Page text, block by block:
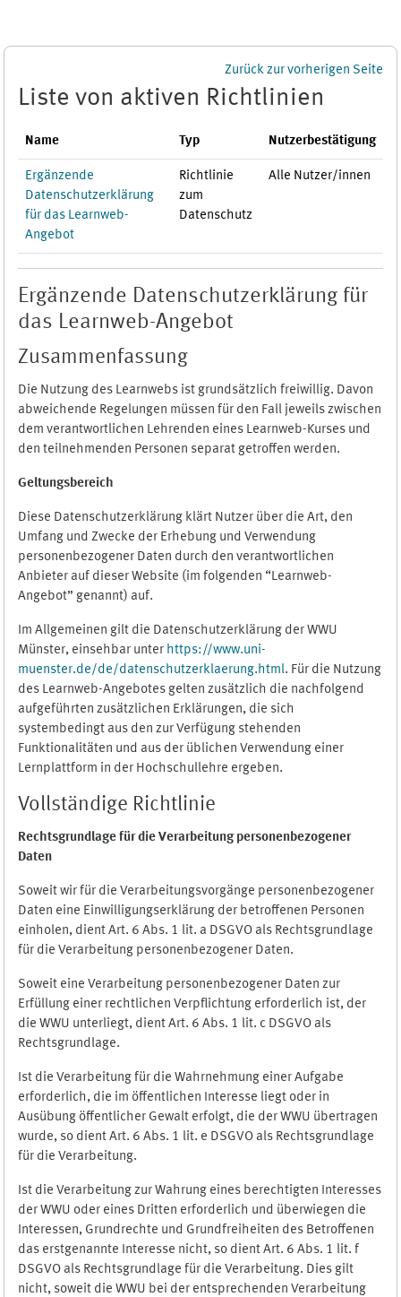
Zurück zur vorherigen Seite
Liste von aktiven Richtlinien
Name Typ Nutzerbestätigung
Ergänzende
Datenschutzerklärung
für das Learnweb-
Angebot
Richtlinie
zum
Datenschutz
Alle Nutzer/innen
Ergänzende Datenschutzerklärung für
das Learnweb-Angebot
Zusammenfassung
Die Nutzung des Learnwebs ist grundsätzlich freiwillig. Davon
abweichende Regelungen müssen für den Fall jeweils zwischen
dem verantwortlichen Lehrenden eines Learnweb-Kurses und
den teilnehmenden Personen separat getroffen werden.
Geltungsbereich
Diese Datenschutzerklärung klärt Nutzer über die Art, den
Umfang und Zwecke der Erhebung und Verwendung
personenbezogener Daten durch den verantwortlichen
Anbieter auf dieser Website (im folgenden “Learnweb-
Angebot” genannt) auf.
Im Allgemeinen gilt die Datenschutzerklärung der WWU
Münster, einsehbar unter https://www.uni-
muenster.de/de/datenschutzerklaerung.html. Für die Nutzung
des Learnweb-Angebotes gelten zusätzlich die nachfolgend
aufgeführten zusätzlichen Erklärungen, die sich
systembedingt aus den zur Verfügung stehenden
Funktionalitäten und aus der üblichen Verwendung einer
Lernplattform in der Hochschullehre ergeben.
Vollständige Richtlinie
Rechtsgrundlage für die Verarbeitung personenbezogener
Daten
Soweit wir für die Verarbeitungsvorgänge personenbezogener
Daten eine Einwilligungserklärung der betroffenen Personen
einholen, dient Art. 6 Abs. 1 lit. a DSGVO als Rechtsgrundlage
für die Verarbeitung personenbezogener Daten.
Soweit eine Verarbeitung personenbezogener Daten zur
Erfüllung einer rechtlichen Verpflichtung erforderlich ist, der
die WWU unterliegt, dient Art. 6 Abs. 1 lit. c DSGVO als
Rechtsgrundlage.
Ist die Verarbeitung für die Wahrnehmung einer Aufgabe
erforderlich, die im öffentlichen Interesse liegt oder in
Ausübung öffentlicher Gewalt erfolgt, die der WWU übertragen
wurde, so dient Art. 6 Abs. 1 lit. e DSGVO als Rechtsgrundlage
für die Verarbeitung.
Ist die Verarbeitung zur Wahrung eines berechtigten Interesses
der WWU oder eines Dritten erforderlich und überwiegen die
Interessen, Grundrechte und Grundfreiheiten des Betroffenen
das erstgenannte Interesse nicht, so dient Art. 6 Abs. 1 lit. f
DSGVO als Rechtsgrundlage für die Verarbeitung. Dies gilt
nicht, soweit die WWU bei der entsprechenden Verarbeitung